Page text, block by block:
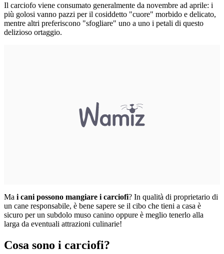
Il carciofo viene consumato generalmente da novembre ad aprile: i
più golosi vanno pazzi per il cosiddetto "cuore" morbido e delicato,
mentre altri preferiscono "sfogliare" uno a uno i petali di questo
delizioso ortaggio.
Ma i cani possono mangiare i carciofi? In qualità di proprietario di
un cane responsabile, è bene sapere se il cibo che tieni a casa è
sicuro per un subdolo muso canino oppure è meglio tenerlo alla
larga da eventuali attrazioni culinarie!
Cosa sono i carciofi?